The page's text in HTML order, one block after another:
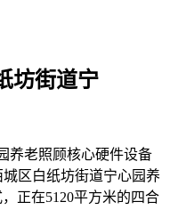
坊街道宁
老照顾核心硬件设备
区白纸坊街道宁心园养
正在5120平方米的四合